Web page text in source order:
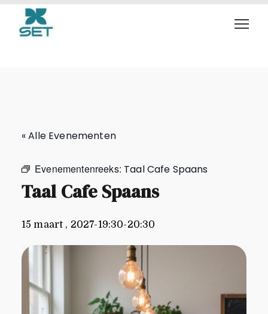
Taal Cafe Spaans
« Alle Evenementen
Evenementenreeks: Taal Cafe Spaans
Taal Cafe Spaans
15 maart , 2027-19:30-20:30